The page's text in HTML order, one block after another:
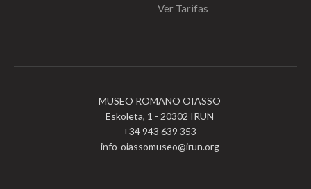
Ver Tarifas
MUSEO ROMANO OIASSO
Eskoleta, 1 - 20302 IRUN
+34 943 639 353
info-oiassomuseo@irun.org